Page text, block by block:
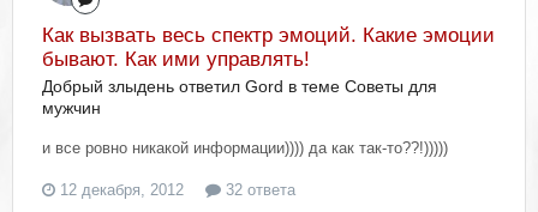
Как вызвать весь спектр эмоций. Какие эмоции
бывают. Как ими управлять!
Добрый злыдень ответил Gord в теме Советы для
мужчин
и все ровно никакой информации)))) да как так-то??!)))))
12 декабря, 2012 32 ответа